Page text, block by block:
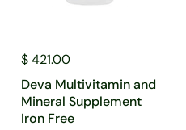
$ 421.00
Deva Multivitamin and
Mineral Supplement
Iron Free